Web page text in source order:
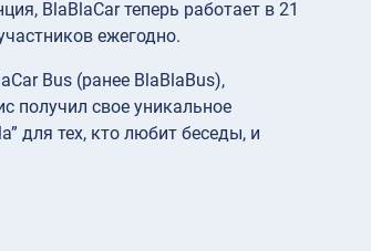
BlaBlaCar теперь работает в 21
ежегодно.
Bus (ранее BlaBlaBus),
получил свое уникальное
для тех, кто любит беседы, и